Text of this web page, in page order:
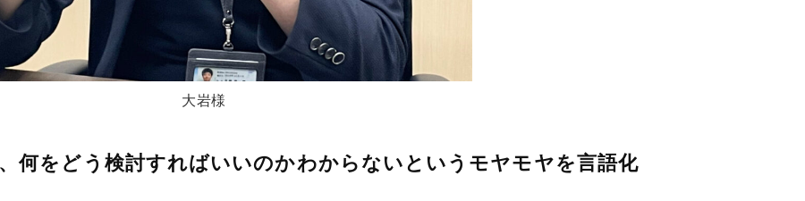
大岩様
、何をどう検討すればいいのかわからないというモヤモヤを言語化